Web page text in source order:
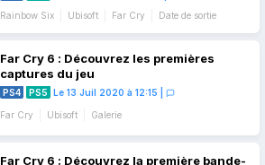
Rainbow Six
Ubisoft Far Cry Date de sortie
Far Cry 6 : Découvrez les premières
captures du jeu
PS4 PS5 Le 13 Juil 2020 à 12:15
Far Cry Ubisoft Galerie
Far Cry 6 : Découvrez la première bande-